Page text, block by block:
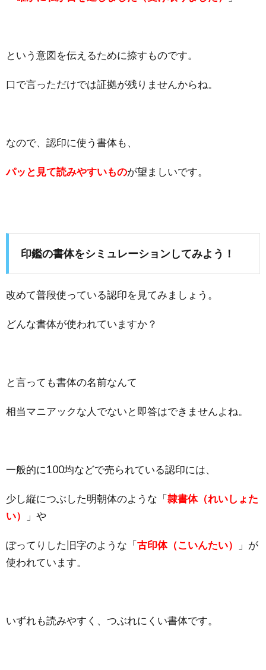
という意図を伝えるために捺すものです。
口で言っただけでは証拠が残りませんからね。
なので、認印に使う書体も、
パッと見て読みやすいものが望ましいです。
印鑑の書体をシミュレーションしてみよう！
改めて普段使っている認印を見てみましょう。
どんな書体が使われていますか？
と言っても書体の名前なんて
相当マニアックな人でないと即答はできませんよね。
一般的に100均などで売られている認印には、
少し縦につぶした明朝体のような「隷書体（れいしょた
い）
」や
ぽってりした旧字のような「古印体（こいんたい）
」が
使われています。
いずれも読みやすく、つぶれにくい書体です。